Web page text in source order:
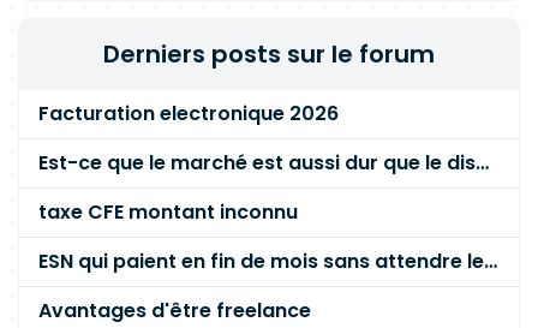
Derniers posts sur le forum
Facturation electronique 2026
Est-ce que le marché est aussi dur que le disent les commerciaux ?
taxe CFE montant inconnu
ESN qui paient en fin de mois sans attendre le paiement client ?
Avantages d'être freelance